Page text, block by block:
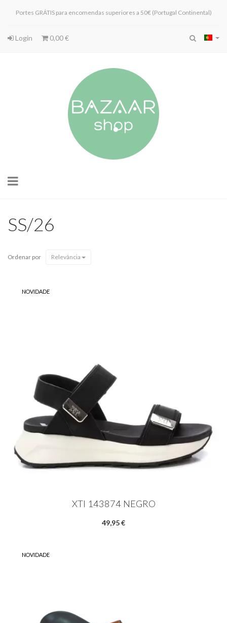
Portes GRÁTIS para encomendas superiores a 50€ (Portugal Continental)
Login 0,00 €
Toggle
SS/26
Ordenar por Relevância
NOVIDADE
XTI 143874 NEGRO
49,95 €
NOVIDADE